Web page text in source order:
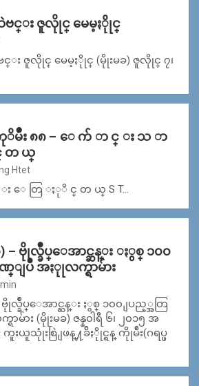
ဗင္း ဇူလိုုင္ မေမ့ႏိုုင္
း ဇူလိုုင္ မေမ့ႏိုုင္ (မိုုးမခ) ဇူလိုုင္ ၇၊
ကုိမ်ဳိး ၈၈ – ေ က် ာ င္ း သ ာ
တ ယ္
Htet
ေ တြ ႏုိ င္ တ ယ္ S T…
) – ဗိုုလ္ခ်ဳပ္ေအာင္ဆန္း ႏွစ္ ၁၀၀
ပဳ အႏုုလက္ရာမ်ား
ဗိုုလ္ခ်ဳပ္ေအာင္ဆန္း ႏွစ္ ၁၀၀ ျပည့္အတြ
း (မိုုးမခ) ဇန္န၀ါရီ ၆၊ ၂၀၁၅ အ
ကူးယူသုုံးစြဲ ျဖန္႔ခ်ိႏိုုင္ရန္ ကိုုမ်ဴိး(ဂရပ္ဖ